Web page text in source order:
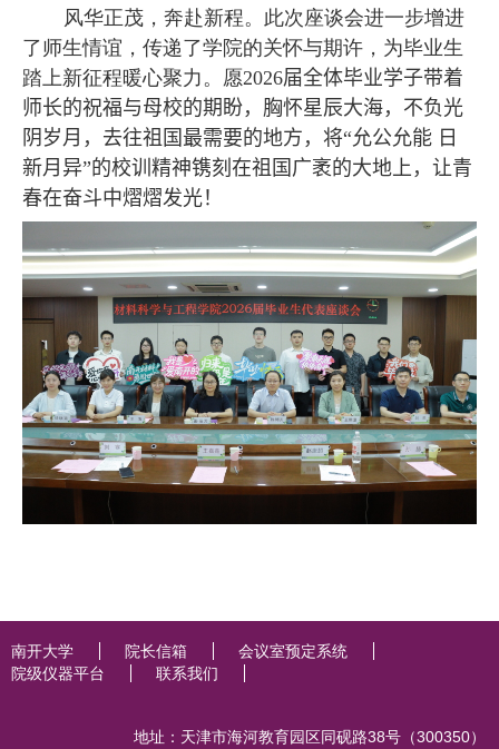
风华正茂，奔赴新程。此次座谈会进一步增进
了师生情谊，传递了学院的关怀与期许，为毕业生
踏上新征程暖心聚力。愿2026届全体毕业学子带着
师长的祝福与母校的期盼， 胸怀星辰大海，不负光
阴岁月，去往祖国最需要的地方，将“允公允能 日
新月异”的校训精神镌刻在祖国广袤的大地上，让青
春在奋斗中熠熠发光！
南开大学 院长信箱
会议室预定系统
院级仪器平台
联系我们
地址：天津市海河教育园区同砚路38号（300350）